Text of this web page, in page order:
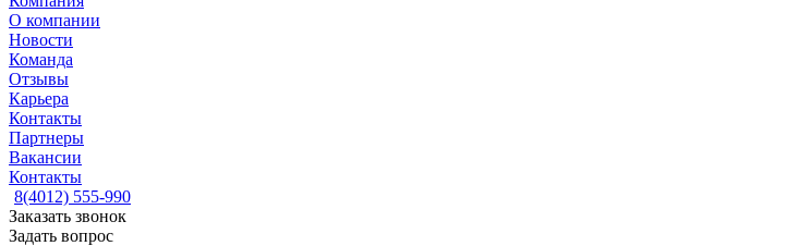
О компании
Новости
Команда
Отзывы
Карьера
Контакты
Партнеры
Вакансии
Контакты
8(4012) 555-990
Заказать звонок
Задать вопрос